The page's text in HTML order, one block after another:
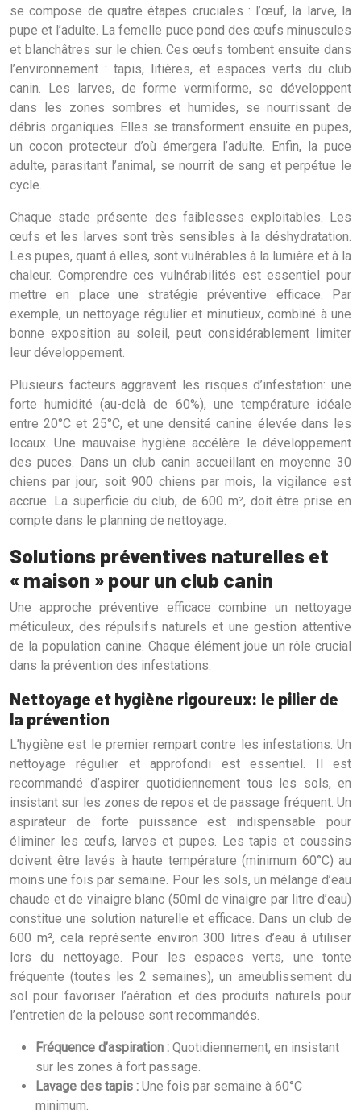
se compose de quatre étapes cruciales : l’œuf, la larve, la
pupe et l’adulte. La femelle puce pond des œufs minuscules
et blanchâtres sur le chien. Ces œufs tombent ensuite dans
l’environnement : tapis, litières, et espaces verts du club
canin. Les larves, de forme vermiforme, se développent
dans les zones sombres et humides, se nourrissant de
débris organiques. Elles se transforment ensuite en pupes,
un cocon protecteur d’où émergera l’adulte. Enfin, la puce
adulte, parasitant l’animal, se nourrit de sang et perpétue le
cycle.
Chaque stade présente des faiblesses exploitables. Les
œufs et les larves sont très sensibles à la déshydratation.
Les pupes, quant à elles, sont vulnérables à la lumière et à la
chaleur. Comprendre ces vulnérabilités est essentiel pour
mettre en place une stratégie préventive efficace. Par
exemple, un nettoyage régulier et minutieux, combiné à une
bonne exposition au soleil, peut considérablement limiter
leur développement.
Plusieurs facteurs aggravent les risques d’infestation: une
forte humidité (au-delà de 60%), une température idéale
entre 20°C et 25°C, et une densité canine élevée dans les
locaux. Une mauvaise hygiène accélère le développement
des puces. Dans un club canin accueillant en moyenne 30
chiens par jour, soit 900 chiens par mois, la vigilance est
accrue. La superficie du club, de 600 m², doit être prise en
compte dans le planning de nettoyage.
Solutions préventives naturelles et
« maison » pour un club canin
Une approche préventive efficace combine un nettoyage
méticuleux, des répulsifs naturels et une gestion attentive
de la population canine. Chaque élément joue un rôle crucial
dans la prévention des infestations.
Nettoyage et hygiène rigoureux: le pilier de
la prévention
L’hygiène est le premier rempart contre les infestations. Un
nettoyage régulier et approfondi est essentiel. Il est
recommandé d’aspirer quotidiennement tous les sols, en
insistant sur les zones de repos et de passage fréquent. Un
aspirateur de forte puissance est indispensable pour
éliminer les œufs, larves et pupes. Les tapis et coussins
doivent être lavés à haute température (minimum 60°C) au
moins une fois par semaine. Pour les sols, un mélange d’eau
chaude et de vinaigre blanc (50ml de vinaigre par litre d’eau)
constitue une solution naturelle et efficace. Dans un club de
600 m², cela représente environ 300 litres d’eau à utiliser
lors du nettoyage. Pour les espaces verts, une tonte
fréquente (toutes les 2 semaines), un ameublissement du
sol pour favoriser l’aération et des produits naturels pour
l’entretien de la pelouse sont recommandés.
Fréquence d’aspiration : Quotidiennement, en insistant
sur les zones à fort passage.
Lavage des tapis : Une fois par semaine à 60°C
minimum.